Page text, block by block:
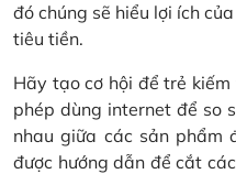
đó chúng sẽ hiểu lợi ích
tiêu tiền.
Hãy tạo cơ hội để trẻ
phép dùng internet để so
nhau giữa các sản phẩm
được hướng dẫn để cắt